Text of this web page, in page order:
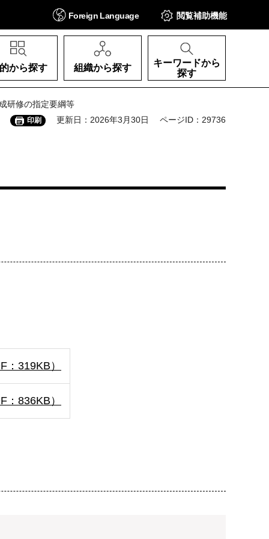
Foreign Language 閲覧補助機能
から探す 組織から探す
キーワードから
探す
研修の指定要綱等
印刷 更新日：2026年3月30日 ページID：29736
：319KB）
：836KB）